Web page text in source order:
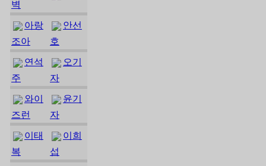
벽
아랑
조아
안선
호
연석
주
오기
자
와이
즈런
윤기
자
이태
복
이희
섭